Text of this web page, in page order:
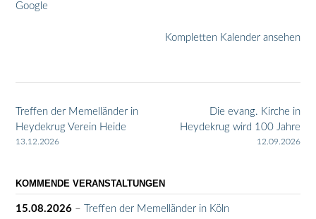
Google
Kompletten Kalender ansehen
Post
navigation
Die evang. Kirche in
Heydekrug wird 100 Jahre
12.09.2026
Treffen der Memelländer in
Heydekrug Verein Heide
13.12.2026
KOMMENDE VERANSTALTUNGEN
15.08.2026 –
Treffen der Memelländer in Köln